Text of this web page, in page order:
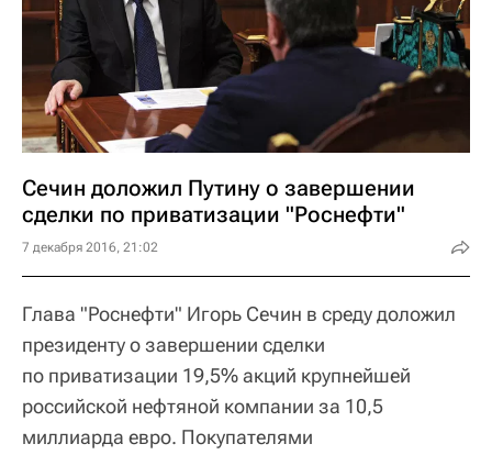
Сечин доложил Путину о завершении
сделки по приватизации "Роснефти"
7 декабря 2016, 21:02
Глава "Роснефти" Игорь Сечин в среду доложил
президенту о завершении сделки
по приватизации 19,5% акций крупнейшей
российской нефтяной компании за 10,5
миллиарда евро. Покупателями